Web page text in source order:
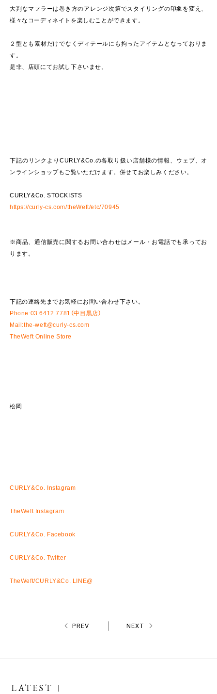
大判なマフラーは巻き方のアレンジ次第でスタイリングの印象を変え、
様々なコーディネイトを楽しむことができます。
２型とも素材だけでなくディテールにも拘ったアイテムとなっておりま
す。
是非、店頭にてお試し下さいませ。
下記のリンクよりCURLY&Co.の各取り扱い店舗様の情報、ウェブ、オ
ンラインショップもご覧いただけます。併せてお楽しみください。
CURLY&Co. STOCKISTS
https://curly-cs.com/theWeft/etc/70945
※商品、通信販売に関するお問い合わせはメール・お電話でも承ってお
ります。
下記の連絡先までお気軽にお問い合わせ下さい。
Phone:03.6412.7781 （中目黒店）
Mail:the-weft@curly-cs.com
TheWeft Online Store
松岡
CURLY&Co. Instagram
TheWeft Instagram
CURLY&Co. Facebook
CURLY&Co. Twitter
TheWeft/CURLY&Co. LINE@
PREV NEXT
LATEST